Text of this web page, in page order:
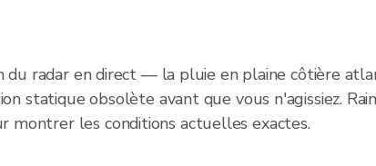
du radar en direct — la pluie en plaine côtière
statique obsolète avant que vous n'agissiez.
montrer les conditions actuelles exactes.